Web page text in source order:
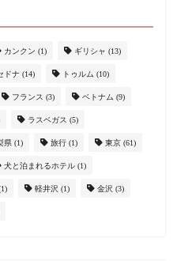
カンクン (1) ギリシャ (13)
ドナ (14) トゥルム (10)
フランス (3) ベトナム (9)
ラスベガス (5)
県 (1) 旅行 (1) 東京 (61)
犬と泊まれるホテル (1)
軽井沢 (1) 金沢 (3)